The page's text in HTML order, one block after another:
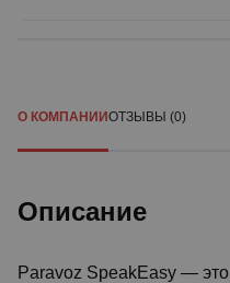
О КОМПАНИИОТЗЫВЫ (0)
Описание
Paravoz SpeakEasy —